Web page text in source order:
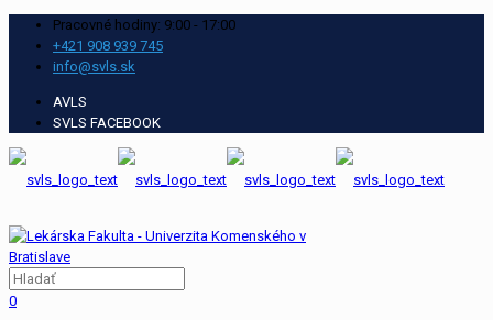
Pracovné hodiny: 9:00 - 17:00
+421 908 939 745
info@svls.sk
AVLS
SVLS FACEBOOK
0